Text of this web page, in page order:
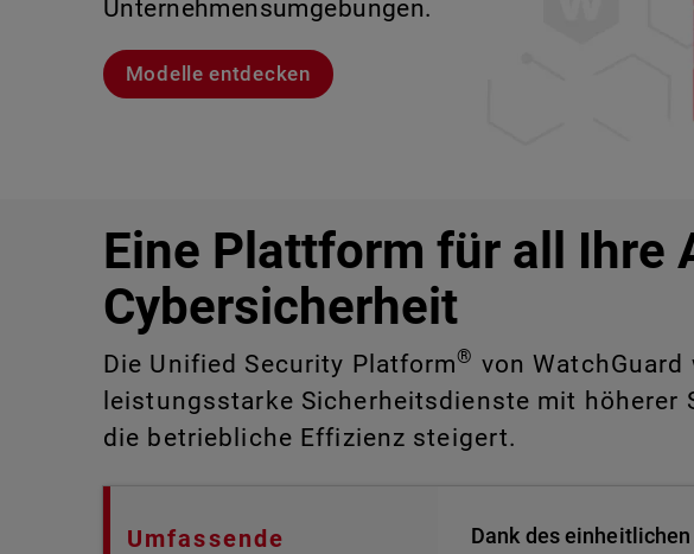
Unternehmensumgebungen.
Modelle entdecken
sind.
CloudDR entdecken
Lernen Sie Rai kennen
Lernen Sie WatchGuard EDR kennen
Eine Plattform für all Ihre
Cybersicherheit
Die Unified Security Platform® von
leistungsstarke Sicherheitsdienste mit
die betriebliche Effizienz steigert.
Umfassende
Dank des